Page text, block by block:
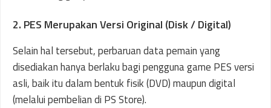
2. PES Merupakan Versi Original (Disk / Digital)
Selain hal tersebut, perbaruan data pemain yang
disediakan hanya berlaku bagi pengguna game PES versi
asli, baik itu dalam bentuk fisik (DVD) maupun digital
(melalui pembelian di PS Store).